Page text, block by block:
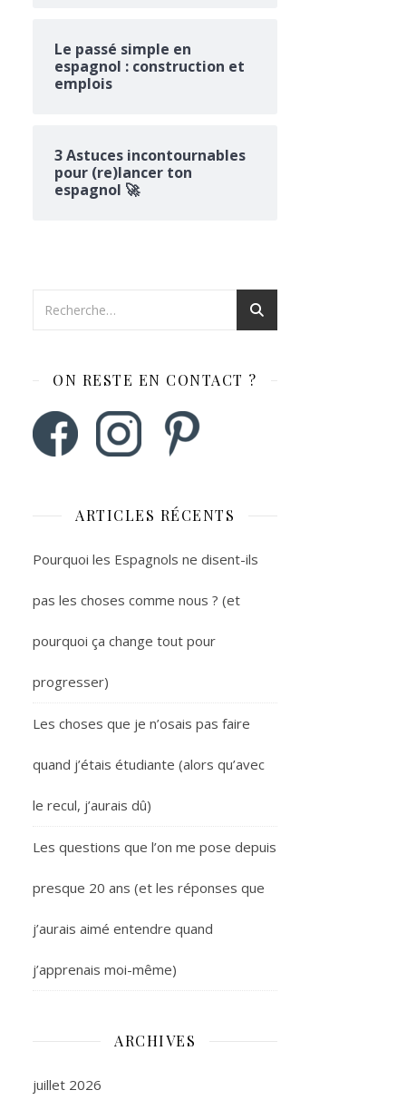
Le passé simple en
espagnol : construction et
emplois
3 Astuces incontournables
pour (re)lancer ton
espagnol 🚀
ON RESTE EN CONTACT ?
ARTICLES RÉCENTS
Pourquoi les Espagnols ne disent-ils
pas les choses comme nous ? (et
pourquoi ça change tout pour
progresser)
Les choses que je n’osais pas faire
quand j’étais étudiante (alors qu’avec
le recul, j’aurais dû)
Les questions que l’on me pose depuis
presque 20 ans (et les réponses que
j’aurais aimé entendre quand
j’apprenais moi-même)
ARCHIVES
juillet 2026